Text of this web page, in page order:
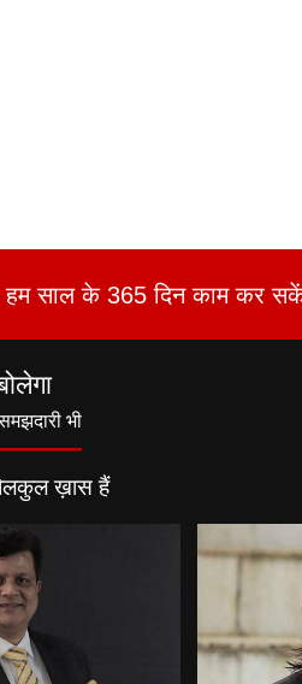
हम साल के 365 दिन काम कर
भी
ख़ास हैं